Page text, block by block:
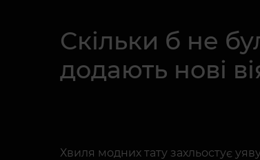
Скільки б не
додають нові
Хвиля модних тату захльостує